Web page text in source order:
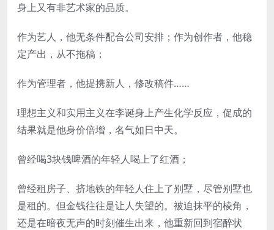
身上又有非艺术家的品质。
作为艺人，他无条件配合公司安排；作为创作者，他稳
定产出，从不拖稿；
作为管理者，他提携新人，修改稿件……
理想主义和实用主义在李诞身上产生化学反应，促成的
结果就是他身价倍增，名气如日中天。
曾经喝3块钱啤酒的年轻人喝上了红酒；
曾经租房子、挤地铁的年轻人住上了别墅，尽管别墅也
是租的。但金钱往往是让人失望的。被迫抹平的棱角，
还是在暗夜无声的时刻催生出来，他重新回到宿醉状